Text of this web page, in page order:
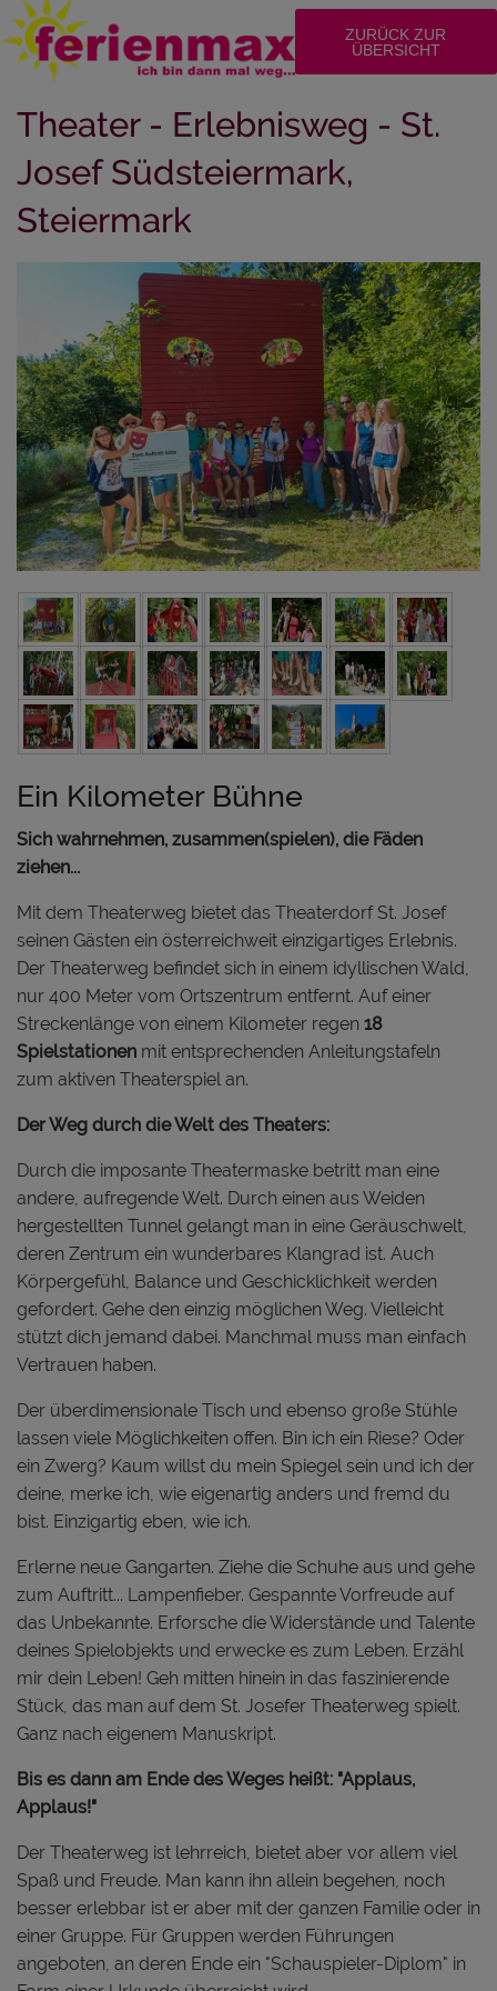
ZURÜCK ZUR
ÜBERSICHT
Theater - Erlebnisweg - St.
Josef Südsteiermark,
Steiermark
Ein Kilometer Bühne
Sich wahrnehmen, zusammen(spielen), die Fäden
ziehen...
Mit dem Theaterweg bietet das Theaterdorf St. Josef
seinen Gästen ein österreichweit einzigartiges Erlebnis.
Der Theaterweg befindet sich in einem idyllischen Wald,
nur 400 Meter vom Ortszentrum entfernt. Auf einer
Streckenlänge von einem Kilometer regen 18
Spielstationen mit entsprechenden Anleitungstafeln
zum aktiven Theaterspiel an.
Der Weg durch die Welt des Theaters:
Durch die imposante Theatermaske betritt man eine
andere, aufregende Welt. Durch einen aus Weiden
hergestellten Tunnel gelangt man in eine Geräuschwelt,
deren Zentrum ein wunderbares Klangrad ist. Auch
Körpergefühl, Balance und Geschicklichkeit werden
gefordert. Gehe den einzig möglichen Weg. Vielleicht
stützt dich jemand dabei. Manchmal muss man einfach
Vertrauen haben.
Der überdimensionale Tisch und ebenso große Stühle
lassen viele Möglichkeiten offen. Bin ich ein Riese? Oder
ein Zwerg? Kaum willst du mein Spiegel sein und ich der
deine, merke ich, wie eigenartig anders und fremd du
bist. Einzigartig eben, wie ich.
Erlerne neue Gangarten. Ziehe die Schuhe aus und gehe
zum Auftritt... Lampenfieber. Gespannte Vorfreude auf
das Unbekannte. Erforsche die Widerstände und Talente
deines Spielobjekts und erwecke es zum Leben. Erzähl
mir dein Leben! Geh mitten hinein in das faszinierende
Stück, das man auf dem St. Josefer Theaterweg spielt.
Ganz nach eigenem Manuskript.
Bis es dann am Ende des Weges heißt: "Applaus,
Applaus!"
Der Theaterweg ist lehrreich, bietet aber vor allem viel
Spaß und Freude. Man kann ihn allein begehen, noch
besser erlebbar ist er aber mit der ganzen Familie oder in
einer Gruppe. Für Gruppen werden Führungen
angeboten, an deren Ende ein "Schauspieler-Diplom" in